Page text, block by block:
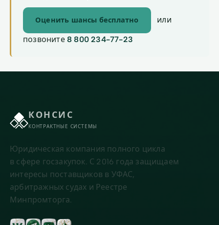
Оценить шансы бесплатно или
позвоните 8 800 234-77-23
КОНСИС
КОНТРАКТНЫЕ СИСТЕМЫ
Юридическая компания полного цикла
в сфере госзакупок. С 2016 года защищаем
интересы поставщиков в УФАС,
арбитражных судах и Реестре
Минпромторга.